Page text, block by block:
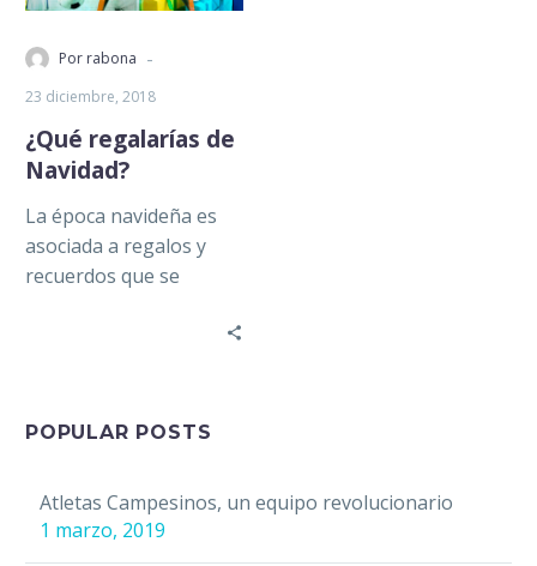
Por rabona -
23 diciembre, 2018
¿Qué regalarías de
Navidad?
La época navideña es
asociada a regalos y
recuerdos que se
POPULAR POSTS
Atletas Campesinos, un equipo revolucionario
1 marzo, 2019